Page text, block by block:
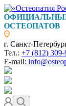
ОСТЕОПАТОВ
г. Санкт-
Тел.: +7 (812) 309-
E-mail: